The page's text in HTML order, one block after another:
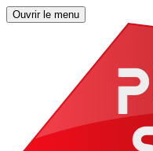
Ouvrir le menu